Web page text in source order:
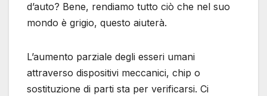
d’auto? Bene, rendiamo tutto ciò che nel suo
mondo è grigio, questo aiuterà.
L’aumento parziale degli esseri umani
attraverso dispositivi meccanici, chip o
sostituzione di parti sta per verificarsi. Ci